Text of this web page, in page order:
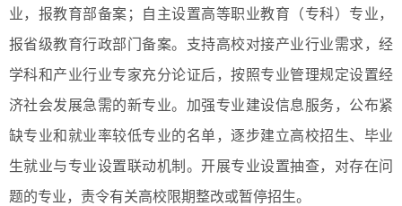
业，报教育部备案；自主设置高等职业教育（专科）专业，
报省级教育行政部门备案。支持高校对接产业行业需求，经
学科和产业行业专家充分论证后，按照专业管理规定设置经
济社会发展急需的新专业。加强专业建设信息服务，公布紧
缺专业和就业率较低专业的名单，逐步建立高校招生、毕业
生就业与专业设置联动机制。开展专业设置抽查，对存在问
题的专业，责令有关高校限期整改或暂停招生。